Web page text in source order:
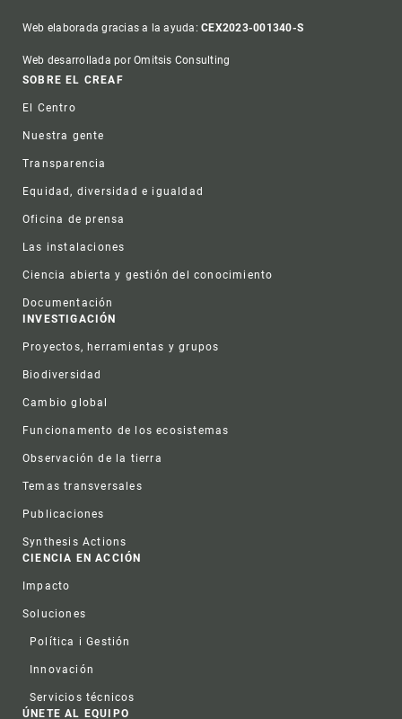
Web elaborada gracias a la ayuda:CEX2023-001340-S
Web desarrollada por Omitsis Consulting
Footer
SOBRE EL CREAF
El Centro
Nuestra gente
Transparencia
Equidad, diversidad e igualdad
Oficina de prensa
Las instalaciones
Ciencia abierta y gestión del conocimiento
Documentación
INVESTIGACIÓN
Proyectos, herramientas y grupos
Biodiversidad
Cambio global
Funcionamento de los ecosistemas
Observación de la tierra
Temas transversales
Publicaciones
Synthesis Actions
CIENCIA EN ACCIÓN
Impacto
Soluciones
Política i Gestión
Innovación
Servicios técnicos
ÚNETE AL EQUIPO